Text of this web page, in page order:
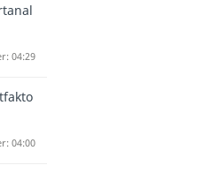
04:29
04:00